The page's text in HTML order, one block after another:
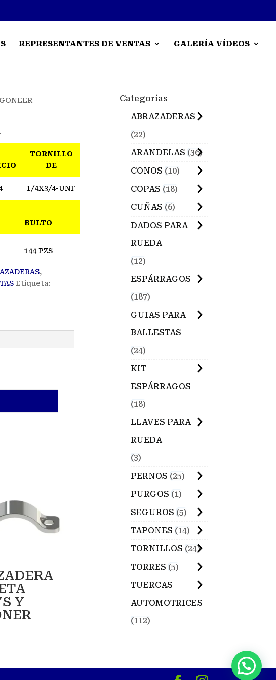
REPRESENTANTES DE VENTAS GALERÍA VÍDEOS
TORNILLO
DE
1/4X3/4-UNF
BULTO
144 PZS
,
Etiqueta:
Y
Categorías
ABRAZADERAS
22
ARANDELAS 36
CONOS
10
COPAS
18
CUÑAS
6
DADOS PARA
RUEDA
12
ESPÁRRAGOS
187
GUIAS PARA
BALLESTAS
24
KIT
ESPÁRRAGOS
18
LLAVES PARA
RUEDA
3
PERNOS
25
PURGOS
1
SEGUROS 5
TAPONES
14
TORNILLOS
24
TORRES 5
TUERCAS
AUTOMOTRICES
112